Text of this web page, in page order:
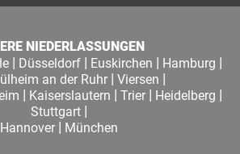
NIEDERLASSUNGEN
| Düsseldorf| Euskirchen | Hamburg |
an der Ruhr| Viersen |
| Kaiserslautern | Trier | Heidelberg |
Stuttgart |
Hannover | München